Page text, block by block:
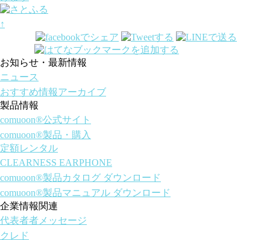
↑
お知らせ・最新情報
ニュース
おすすめ情報アーカイブ
製品情報
comuoon®公式サイト
comuoon®製品・購入
定額レンタル
CLEARNESS EARPHONE
comuoon®製品カタログ ダウンロード
comuoon®製品マニュアル ダウンロード
企業情報関連
代表者者メッセージ
クレド